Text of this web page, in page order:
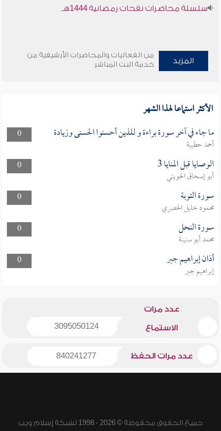
سلسلة محاضرات نفحات رمضانية 1444هـ
المزيد
من الفعاليات والمحاضرات الأرشيفية من
خدمة البث المباشر
الأكثر استماعا لهذا الشهر
0 ما جاء في آخر سورة براءة و للذين أحسنوا الحسنى وزيادة
أحمد حطيبة
0
الوصايا قبل المنايا 3
أبو إسحاق الحويني
0
سورة التوبة
محمود خليل الحصري
0
سورة النحل
محمد أبو سنينة
0
أذان إبراهيم جبر
إبراهيم جبر
عدد مرات
الاستماع 3095050124
عدد مرات الحفظ 840241277
جميع الحقوق محفوظة © 2026 - 1998 لشبكة إسلام ويب